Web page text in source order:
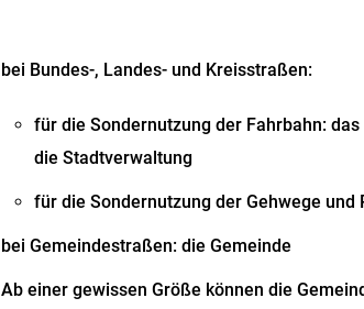
bei Bundes-, Landes- und Kreisstraßen:
für die Sondernutzung der Fahrbahn:
die Stadtverwaltung
für die Sondernutzung der Gehwege und
bei Gemeindestraßen: die Gemeinde
Ab einer gewissen Größe können die